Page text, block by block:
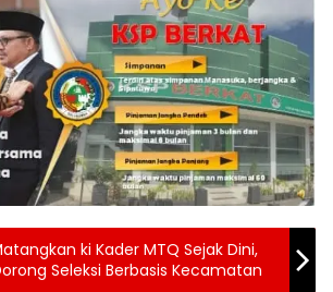
ki Kader MTQ Sejak Dini,
Seleksi Berbasis Kecamatan